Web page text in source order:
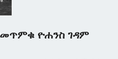
ዮሐንስ ገዳም